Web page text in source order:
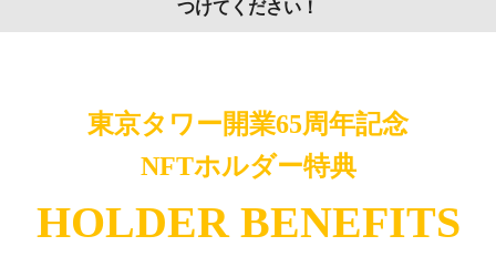
つけてください！
東京タワー開業65周年記念
NFTホルダー特典
HOLDER BENEFITS